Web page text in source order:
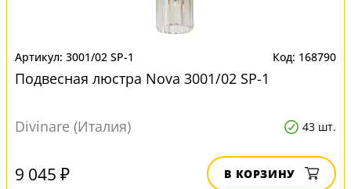
3001/02 SP-1 168790
Подвесная люстра Nova 3001/02 SP-1
Divinare (Италия) 43 шт.
9 045 ₽ В КОРЗИНУ